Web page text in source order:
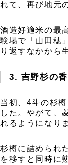
れて、再び地元
酒造好適米の最
験場で「山田穂
り返すなかから
3. 吉野杉の香
当初、4斗の杉
した。やがて、
れるようになり
杉樽に詰められ
を移すと同時に